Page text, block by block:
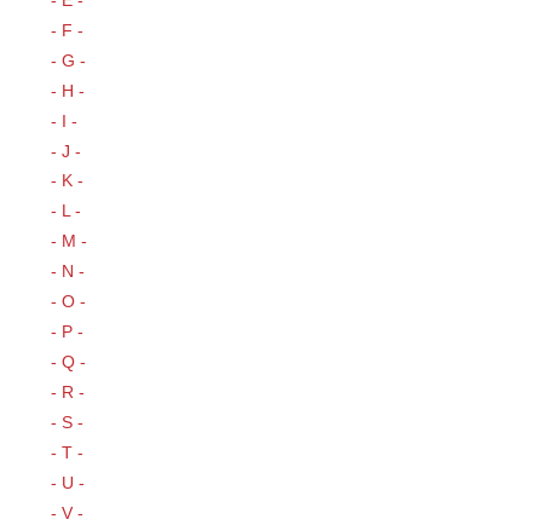
- F -
- G -
- H -
- I -
- J -
- K -
- L -
- M -
- N -
- O -
- P -
- Q -
- R -
- S -
- T -
- U -
- V -